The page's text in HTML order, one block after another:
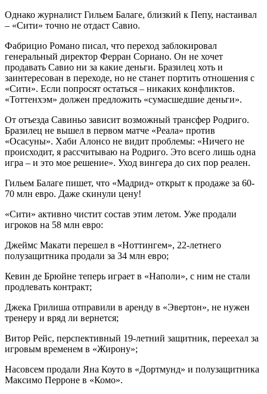
Однако журналист Гильем Балаге, близкий к Пепу, настаивал
– «Сити» точно не отдаст Савио.
Фабрицио Романо писал, что переход заблокировал
генеральный директор Ферран Сориано. Он не хочет
продавать Савио ни за какие деньги. Бразилец хоть и
заинтересован в переходе, но не станет портить отношения с
«Сити». Если попросят остаться – никаких конфликтов.
«Тоттенхэм» должен предложить «сумасшедшие деньги».
От отъезда Савиньо зависит возможный трансфер Родриго.
Бразилец не вышел в первом матче «Реала» против
«Осасуны». Хаби Алонсо не видит проблемы: «Ничего не
происходит, я рассчитываю на Родриго. Это всего лишь одна
игра – и это мое решение». Уход вингера до сих пор реален.
Гильем Балаге пишет, что «Мадрид» открыт к продаже за 60-
70 млн евро. Даже скинули цену!
«Сити» активно чистит состав этим летом. Уже продали
игроков на 58 млн евро:
Джеймс Макати перешел в «Ноттингем», 22-летнего
полузащитника продали за 34 млн евро;
Кевин де Брюйне теперь играет в «Наполи», с ним не стали
продлевать контракт;
Джека Грилиша отправили в аренду в «Эвертон», не нужен
тренеру и вряд ли вернется;
Витор Рейс, перспективный 19-летний защитник, переехал за
игровым временем в «Жирону»;
Насовсем продали Яна Коуто в «Дортмунд» и полузащитника
Максимо Перроне в «Комо».